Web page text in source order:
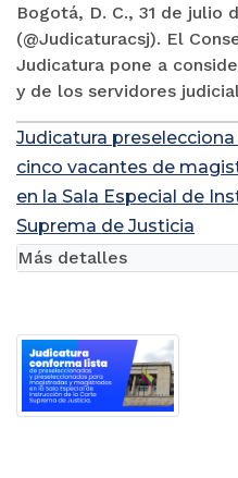
Bogotá, D. C., 31 de julio
(@Judicaturacsj). El
Judicatura pone a
y de los servidores
Judicatura preselecciona
cinco vacantes de
en la Sala Especial de
Suprema de Justicia
Más detalles